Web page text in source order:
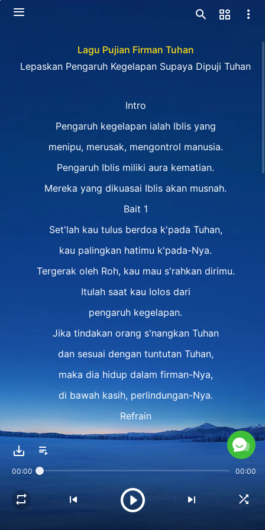
Lagu Pujian Firman Tuhan
Lepaskan Pengaruh Kegelapan Supaya Dipuji Tuhan
Intro
Pengaruh kegelapan ialah Iblis yang
menipu, merusak, mengontrol manusia.
Pengaruh Iblis miliki aura kematian.
Mereka yang dikuasai Iblis akan musnah.
Bait 1
Set'lah kau tulus berdoa k'pada Tuhan,
kau palingkan hatimu k'pada-Nya.
Tergerak oleh Roh, kau mau s'rahkan dirimu.
Itulah saat kau lolos dari
pengaruh kegelapan.
Jika tindakan orang s'nangkan Tuhan
dan sesuai dengan tuntutan Tuhan,
maka dia hidup dalam firman-Nya,
di bawah kasih, perlindungan-Nya.
Refrain
Jika kau ingin dipuji Tuhan,
bukalah dan serahkan hatimu
00:00 00:00